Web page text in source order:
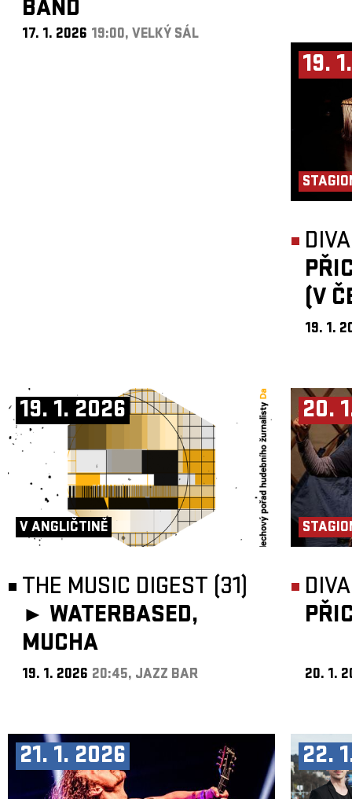
BAND
17. 1. 2026 19:00, VELKÝ SÁL
19.
(V
19. 1.
19. 1. 2026
V ANGLIČTINĚ
THE MUSIC DIGEST (31)
► WATERBASED,
MUCHA
19. 1. 2026 20:45, JAZZ BAR
20.
20. 1.
21. 1. 2026 22.